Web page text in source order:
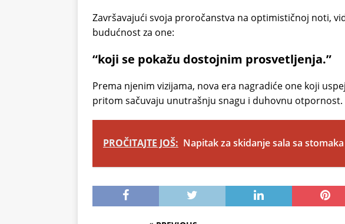
Završavajući svoja proročanstva na optimističnoj noti,
budućnost za one:
“koji se pokažu dostojnim prosvetljenja.”
Prema njenim vizijama, nova era nagradiće one koji
pritom sačuvaju unutrašnju snagu i duhovnu otpornost.
PROČITAJTE JOŠ: Napitak za skidanje sala sa